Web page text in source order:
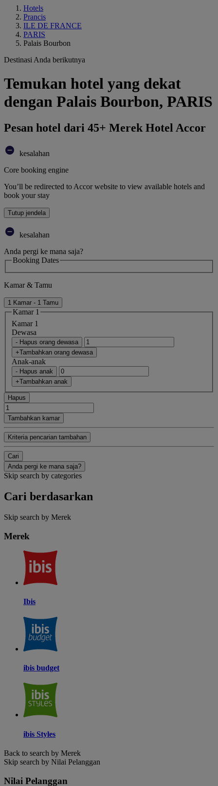
Hotels
Prancis
ILE DE FRANCE
PARIS
Palais Bourbon
Destinasi Anda berikutnya
Temukan hotel yang dekat
dengan Palais Bourbon, PARIS
Pesan hotel dari 45+ Merek Hotel Accor
kesalahan
Core booking engine
You’ll be redirected to Accor website to view available hotels and
book your stay
Tutup jendela
kesalahan
Anda pergi ke mana saja?
Booking Dates
Kamar & Tamu
1 Kamar - 1 Tamu
Kamar 1
Kamar 1
Dewasa
- Hapus orang dewasa
+Tambahkan orang dewasa
Anak-anak
- Hapus anak
+Tambahkan anak
Hapus
Tambahkan kamar
Kriteria pencarian tambahan
Cari
Anda pergi ke mana saja?
Skip search by categories
Cari berdasarkan
Skip search by Merek
Merek
Ibis
ibis budget
ibis Styles
Back to search by Merek
Skip search by Nilai Pelanggan
Nilai Pelanggan